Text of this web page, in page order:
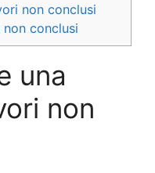
non conclusi
conclusi
una
non